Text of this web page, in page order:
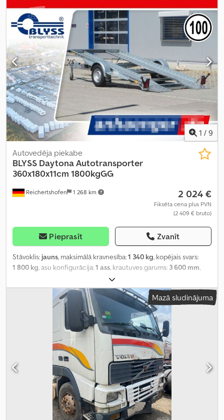
1 / 9
Reichertshofen 1 268 km
Autovedēja piekabe
BLYSS Daytona Autotransporter
360x180x11cm 1800kgGG
2 024 €
Fiksēta cena plus PVN
(2 409 € bruto)
Pieprasīt Zvanīt
Stāvoklis: jauns, maksimālā kravnesība:1 340 kg, kopējais svars:
1 800 kg, asu konfigurācija:1 ass, krautuves garums: 3 600 mm,
1 800 mm
augstums:110 mm,
Mazā sludinājuma